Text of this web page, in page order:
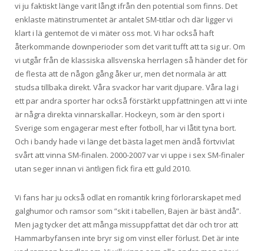
vi ju faktiskt länge varit långt ifrån den potential som finns. Det
enklaste mätinstrumentet är antalet SM-titlar och där ligger vi
klart i lä gentemot de vi mäter oss mot. Vi har också haft
återkommande downperioder som det varit tufft att ta sig ur. Om
vi utgår från de klassiska allsvenska herrlagen så händer det för
de flesta att de någon gång åker ur, men det normala är att
studsa tillbaka direkt. Våra svackor har varit djupare. Våra lag i
ett par andra sporter har också förstärkt uppfattningen att vi inte
är några direkta vinnarskallar. Hockeyn, som är den sport i
Sverige som engagerar mest efter fotboll, har vi låtit tyna bort.
Och i bandy hade vi länge det bästa laget men ändå förtvivlat
svårt att vinna SM-finalen. 2000-2007 var vi uppe i sex SM-finaler
utan seger innan vi äntligen fick fira ett guld 2010.
Vi fans har ju också odlat en romantik kring förlorarskapet med
galghumor och ramsor som ”skit i tabellen, Bajen är bäst ändå”.
Men jag tycker det att många missuppfattat det där och tror att
Hammarbyfansen inte bryr sig om vinst eller förlust. Det är inte